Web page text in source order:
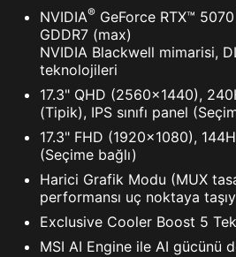
NVIDIA® GeForce RTX™
GDDR7 (max)
NVIDIA Blackwell mimarisi,
teknolojileri
17.3" QHD (2560x1440),
(Tipik), IPS sınıfı panel
17.3" FHD (1920x1080),
(Seçime bağlı)
Harici Grafik Modu (MUX
performansı uç noktaya
Exclusive Cooler Boost 5
MSI AI Engine ile AI gücünü